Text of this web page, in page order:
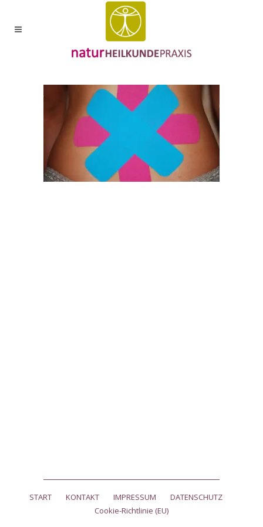
START KONTAKT IMPRESSUM
DATENSCHUTZ
Cookie-Richtlinie (EU)